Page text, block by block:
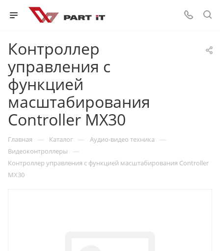
Контроллер
управления с
функцией
масштабирования
Controller MX30
Главная — Каталог — Аудио-видео техника —
Видеоконтроллеры —
Контроллер управления с функцией масштабирования Controller
MX30